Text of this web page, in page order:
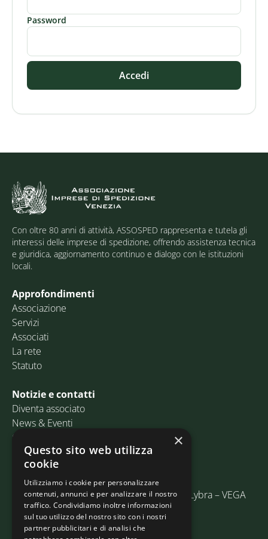
Password
Accedi
Con oltre 80 anni di attività, ASSOSPED rappresenta e tutela gli
interessi delle imprese di spedizione, offrendo assistenza tecnica
e giuridica, aggiornamento continuo e dialogo con le istituzioni
locali.
Approfondimenti
Associazione
Servizi
Associati
La rete
Statuto
Notizie e contatti
Diventa associato
News & Eventi
Contatti
Email:info@assosped.it
PEC: assospedvenezia@pec.fedespedi.it
Indirizzo: Via delle Industrie, 19/C Edificio Lybra – VEGA
30175 Marghera (VE)
×
Questo sito web utilizza
cookie
Utilizziamo i cookie per personalizzare
contenuti, annunci e per analizzare il nostro
traffico. Condividiamo inoltre informazioni
sul tuo utilizzo del nostro sito con i nostri
partner pubblicitari e di analisi che